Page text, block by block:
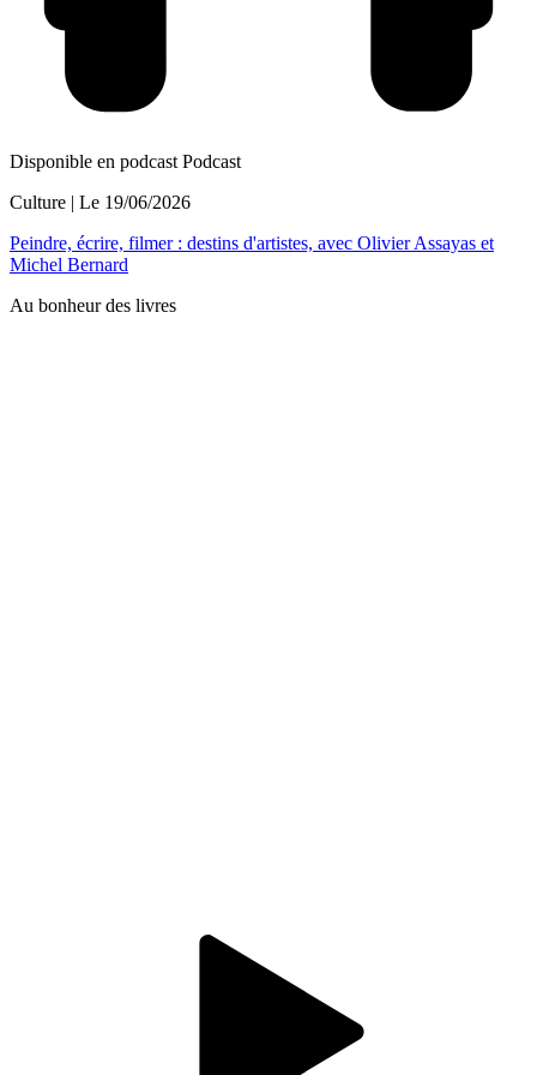
Disponible en podcast Podcast
Culture | Le 19/06/2026
Peindre, écrire, filmer : destins d'artistes, avec Olivier Assayas et
Michel Bernard
Au bonheur des livres